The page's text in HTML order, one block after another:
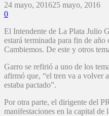
24 mayo, 201625 mayo, 2016
0
El Intendente de La Plata Julio
estará terminada para fin de
Cambiemos. De este y otros
Garro se refirió a uno de los
afirmó que, “el tren va a volver
estaba pactado”.
Por otra parte, el dirigente del
manifestaciones en la capital de